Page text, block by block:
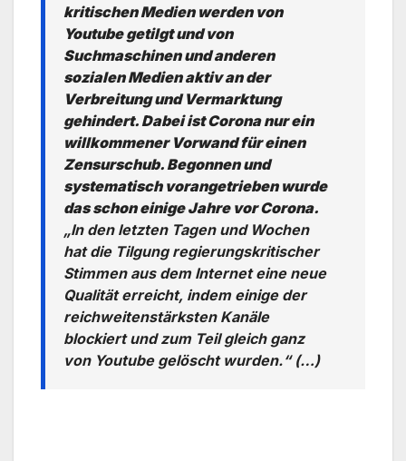
kritischen Medien werden von
Youtube getilgt und von
Suchmaschinen und anderen
sozialen Medien aktiv an der
Verbreitung und Vermarktung
gehindert. Dabei ist Corona nur ein
willkommener Vorwand für einen
Zensurschub. Begonnen und
systematisch vorangetrieben wurde
das schon einige Jahre vor Corona.
„In den letzten Tagen und Wochen
hat die Tilgung regierungskritischer
Stimmen aus dem Internet eine neue
Qualität erreicht, indem einige der
reichweitenstärksten Kanäle
blockiert und zum Teil gleich ganz
von Youtube gelöscht wurden.“ (…)